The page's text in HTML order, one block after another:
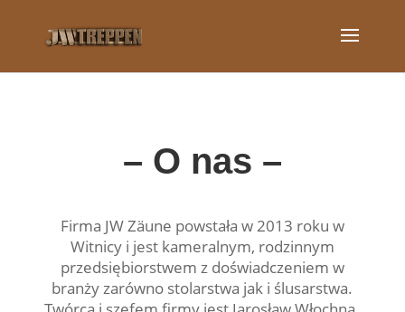
– O nas –
Firma JW Zäune powstała w 2013 roku w
Witnicy i jest kameralnym, rodzinnym
przedsiębiorstwem z doświadczeniem w
branży zarówno stolarstwa jak i ślusarstwa.